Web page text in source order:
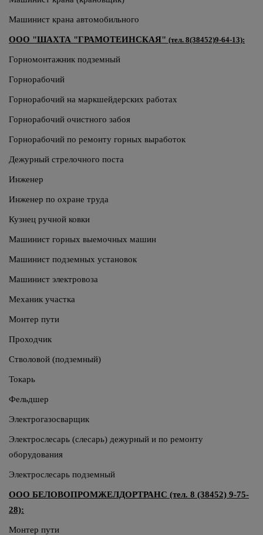
Машинист крана автомобильного
ООО "ШАХТА "ГРАМОТЕИНСКАЯ" (тел. 8(38452)9-64-13):
Горномонтажник подземный
Горнорабочий
Горнорабочий на маркшейдерских работах
Горнорабочий очистного забоя
Горнорабочий по ремонту горных выработок
Дежурный стрелочного поста
Инженер
Инженер по охране труда
Кузнец ручной ковки
Машинист горных выемочных машин
Машинист подземных установок
Машинист электровоза
Механик участка
Монтер пути
Проходчик
Стволовой (подземный)
Токарь
Фельдшер
Электрогазосварщик
Электрослесарь (слесарь) дежурный и по ремонту
оборудования
Электрослесарь подземный
ООО БЕЛОВОПРОМЖЕЛДОРТРАНС (тел. 8 (38452) 9-75-
28):
Монтер пути